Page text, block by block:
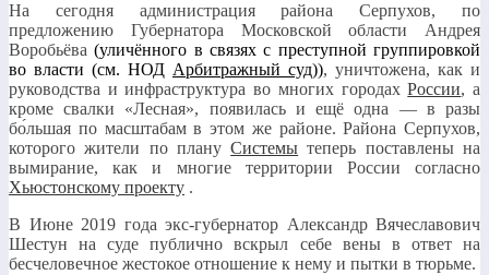
На сегодня администрация района Серпухов, по
предложению Губернатора Московской области Андрея
Воробьёва(уличённого в связях с преступной группировкой
во власти (см. НОД Арбитражный суд)), уничтожена, как и
руководства и инфраструктура во многих городахРоссии, а
кроме свалки «Лесная», появилась и ещё одна — в разы
бо́льшая по масштабам в этом же районе. Района Серпухов,
которого жители по плануСистемы теперь поставлены на
вымирание, как и многие территории России согласно
Хьюстонскому проекту .
В Июне 2019 года экс-губернатор Александр Вячеславович
Шестун на суде публично вскрыл себе вены в ответ на
бесчеловечное жестокое отношение к нему и пытки в тюрьме.